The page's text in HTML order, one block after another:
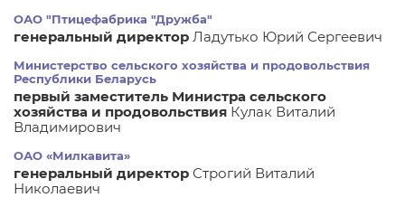
ОАО "Птицефабрика "Дружба"
генеральный директор Ладутько Юрий Сергеевич
Министерство сельского хозяйства и продовольствия
Республики Беларусь
первый заместитель Министра сельского
хозяйства и продовольствия Кулак Виталий
Владимирович
ОАО «Милкавита»
генеральный директор Строгий Виталий
Николаевич